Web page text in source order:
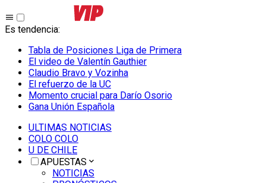
Es tendencia:
Tabla de Posiciones Liga de Primera
El video de Valentín Gauthier
Claudio Bravo y Vozinha
El refuerzo de la UC
Momento crucial para Darío Osorio
Gana Unión Española
ULTIMAS NOTICIAS
COLO COLO
U DE CHILE
APUESTAS
NOTICIAS